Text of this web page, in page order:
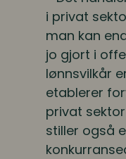
i privat
man kan
jo gjort i
lønnsvilkår
etablerer
privat
stiller også